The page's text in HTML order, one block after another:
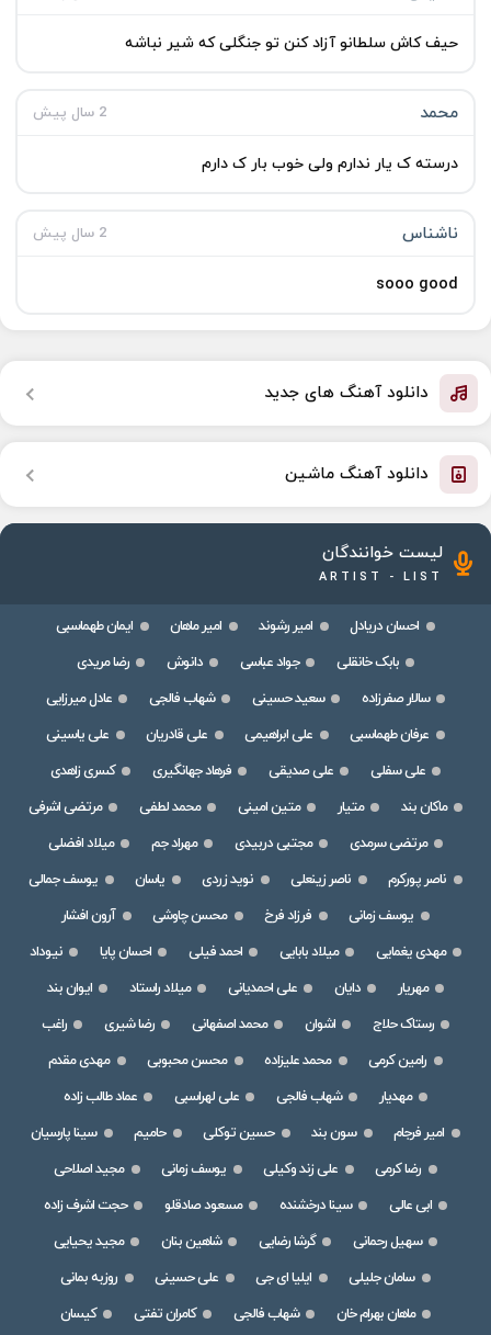
حیف کاش سلطانو آزاد کنن تو جنگلی که شیر نباشه
محمد 2 سال پیش
درسته ک یار ندارم ولی خوب بار ک دارم
ناشناس 2 سال پیش
sooo good
دانلود آهنگ های جدید
دانلود آهنگ ماشین
لیست خوانندگان
ARTIST - LIST
احسان دریادل امیر رشوند امیر ماهان
ایمان طهماسبی
بابک خانقلی
جواد عباسی دانوش
رضا مریدی
سالار صفرزاده
سعید حسینی شهاب فالجی
عادل میرزایی
عرفان طهماسبی
علی ابراهیمی علی قادریان
علی یاسینی
علی سفلی
علی صدیقی فرهاد جهانگیری
کسری زاهدی
ماکان بند
متیار متین امینی محمد لطفی
مرتضی اشرفی
مرتضی سرمدی
مجتبی دربیدی مهراد جم
میلاد افضلی
ناصر پورکرم
ناصر زینعلی نوید زردی یاسان
یوسف جمالی
یوسف زمانی
فرزاد فرخ محسن چاوشی
آرون افشار
مهدی یغمایی
میلاد بابایی احمد فیلی احسان پایا
نیوداد
مهریار
دایان علی احمدیانی میلاد راستاد
ایوان بند
رستاک حلاج
اشوان محمد اصفهانی رضا شیری
راغب
رامین کرمی
محمد علیزاده محسن محبوبی
مهدی مقدم
مهدیار
شهاب فالجی علی لهراسبی
عماد طالب زاده
امیر فرجام
سون بند حسین توکلی حامیم
سینا پارسیان
رضا کرمی
علی زند وکیلی یوسف زمانی
مجید اصلاحی
ابی عالی
سینا درخشنده مسعود صادقلو
حجت اشرف زاده
سهیل رحمانی
گرشا رضایی شاهین بنان
مجید یحیایی
سامان جلیلی
ایلیا ای جی علی حسینی
روزبه بمانی
ماهان بهرام خان
شهاب فالجی کامران تفتی کیسان